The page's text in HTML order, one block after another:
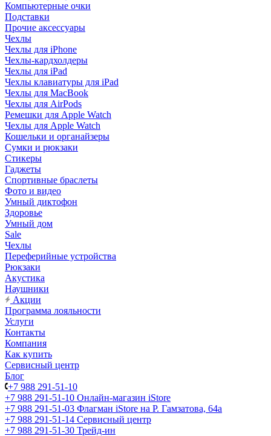
Компьютерные очки
Подставки
Прочие аксессуары
Чехлы
Чехлы для iPhone
Чехлы-кардхолдеры
Чехлы для iPad
Чехлы клавиатуры для iPad
Чехлы для MacBook
Чехлы для AirPods
Ремешки для Apple Watch
Чехлы для Apple Watch
Кошельки и органайзеры
Сумки и рюкзаки
Стикеры
Гаджеты
Спортивные браслеты
Фото и видео
Умный диктофон
Здоровье
Умный дом
Sale
Чехлы
Переферийные устройства
Рюкзаки
Акустика
Наушники
Акции
Программа лояльности
Услуги
Контакты
Компания
Как купить
Сервисный центр
Блог
+7 988 291-51-10
+7 988 291-51-10 Онлайн-магазин iStore
+7 988 291-51-03 Флагман iStore на Р. Гамзатова, 64а
+7 988 291-51-14 Сервисный центр
+7 988 291-51-30 Трейд-ин